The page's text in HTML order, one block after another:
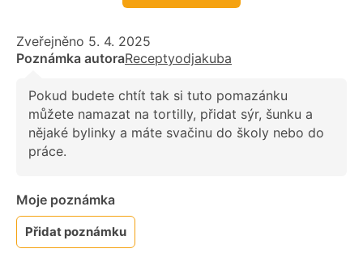
Zveřejněno 5. 4. 2025
Poznámka autoraReceptyodjakuba
Pokud budete chtít tak si tuto pomazánku
můžete namazat na tortilly, přidat sýr, šunku a
nějaké bylinky a máte svačinu do školy nebo do
práce.
Moje poznámka
Přidat poznámku